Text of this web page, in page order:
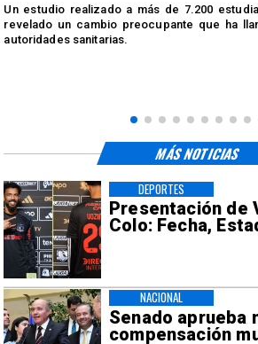
Un estudio realizado a más de 7.200
revelado un cambio preocupante que ha
autoridades sanitarias.
Presentación de
Colo: Fecha,
DEPORTES
Senado aprueba
compensación
NACIONAL
MÁS NOTICIAS